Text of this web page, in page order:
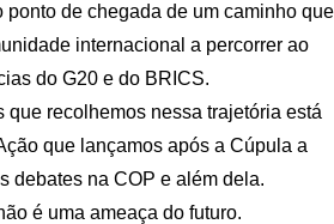
ponto de chegada de um caminho que
internacional a percorrer ao
do G20 e do BRICS.
que recolhemos nessa trajetória está
que lançamos após a Cúpula a
debates na COP e além dela.
é uma ameaça do futuro.